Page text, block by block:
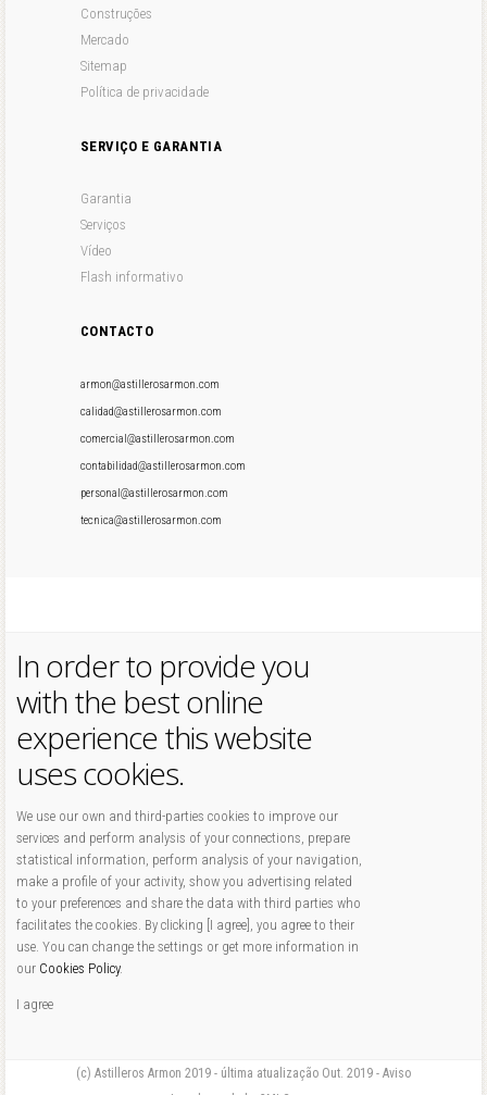
Construções
Mercado
Sitemap
Política de privacidade
SERVIÇO E GARANTIA
Garantia
Serviços
Vídeo
Flash informativo
CONTACTO
armon@astillerosarmon.com
calidad@astillerosarmon.com
comercial@astillerosarmon.com
contabilidad@astillerosarmon.com
personal@astillerosarmon.com
tecnica@astillerosarmon.com
In order to provide you
with the best online
experience this website
uses cookies.
We use our own and third-parties cookies to improve our
services and perform analysis of your connections, prepare
statistical information, perform analysis of your navigation,
make a profile of your activity, show you advertising related
to your preferences and share the data with third parties who
facilitates the cookies. By clicking [I agree], you agree to their
use. You can change the settings or get more information in
our Cookies Policy.
I agree
(c) Astilleros Armon 2019 - última atualização Out. 2019 - Aviso